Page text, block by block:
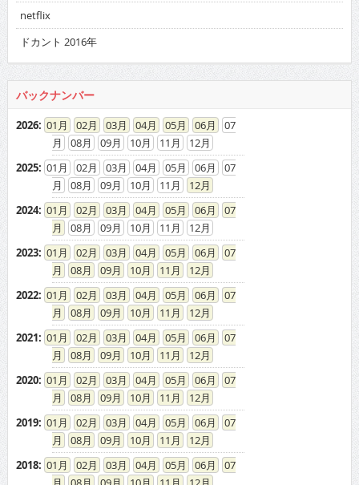
netflix
ドカント 2016年
バックナンバー
2026: 01 02 03 04 05 06
07
08
09 10 11
12
2025: 01 02 03 04 05 06
07
08
09 10 11
12
2024: 01 02 03 04 05 06
07
08
09 10 11
12
2023: 01 02 03 04 05 06
07
08
09 10 11
12
2022: 01 02 03 04 05 06
07
08
09 10 11
12
2021: 01 02 03 04 05 06
07
08
09 10 11
12
2020: 01 02 03 04 05 06
07
08
09 10 11
12
2019: 01 02 03 04 05 06
07
08
09 10 11
12
2018: 01 02 03 04 05 06
07